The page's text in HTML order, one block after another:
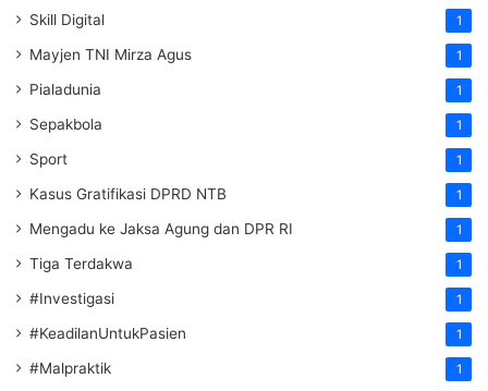
Skill Digital 1
Mayjen TNI Mirza Agus 1
Pialadunia 1
Sepakbola 1
Sport 1
Kasus Gratifikasi DPRD NTB 1
Mengadu ke Jaksa Agung dan DPR RI 1
Tiga Terdakwa 1
#Investigasi 1
#KeadilanUntukPasien 1
#Malpraktik 1